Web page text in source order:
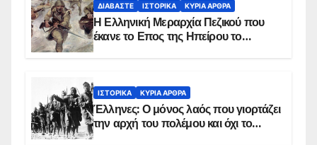
ΔΙΑΒΆΣΤΕ ΙΣΤΟΡΙΚΆ ΚΥΡΙΑ ΑΡΘΡΑ
Η Ελληνική Μεραρχία Πεζικού που
έκανε το Επος της Ηπείρου το
ΙΣΤΟΡΙΚΆ ΚΥΡΙΑ ΑΡΘΡΑ
Έλληνες: Ο μόνος λαός που γιορτάζει
την αρχή του πολέμου και όχι το